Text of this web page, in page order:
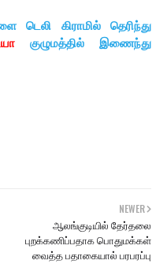
டெலி கிராமில் தெரிந்து
குழுமத்தில் இணைந்து
NEWER
ஆலங்குடியில் தேர்தலை
புறக்கணிப்பதாக பொதுமக்கள்
வைத்த பதாகையால் பரபரப்பு